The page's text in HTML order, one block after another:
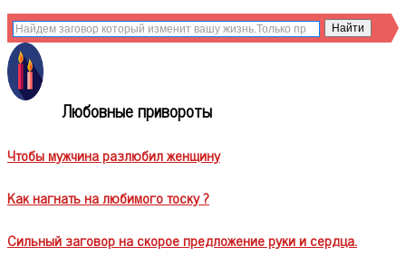
Любовные привороты
Чтобы мужчина разлюбил женщину
Как нагнать на любимого тоску ?
Сильный заговор на скорое предложение руки и сердца.